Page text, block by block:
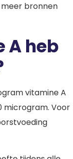
bronnen
A heb
vitamine A
microgram. Voor